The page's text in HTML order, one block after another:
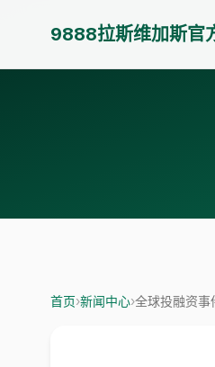
9888拉斯维加斯官
首页›新闻中心›全球投融资事